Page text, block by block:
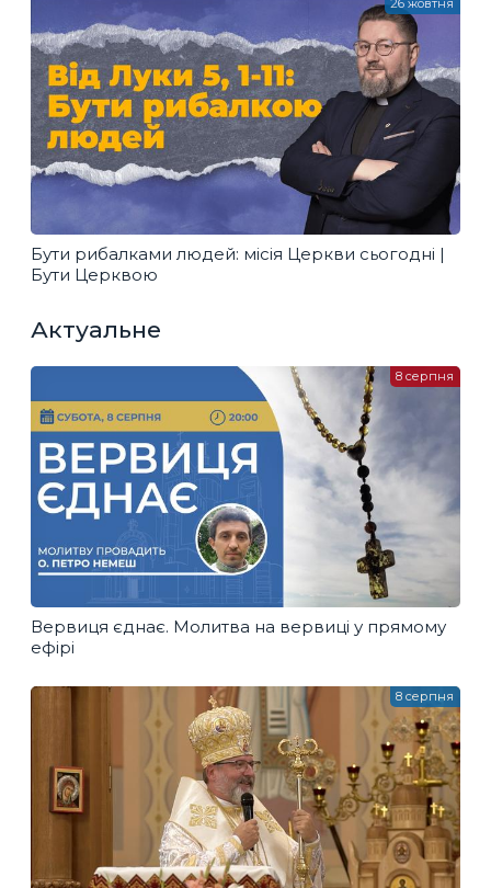
Бути рибалками людей: місія Церкви сьогодні |
Бути Церквою
26 жовтня
Актуальне
Вервиця єднає. Молитва на вервиці у прямому
ефірі
8 серпня
8 серпня